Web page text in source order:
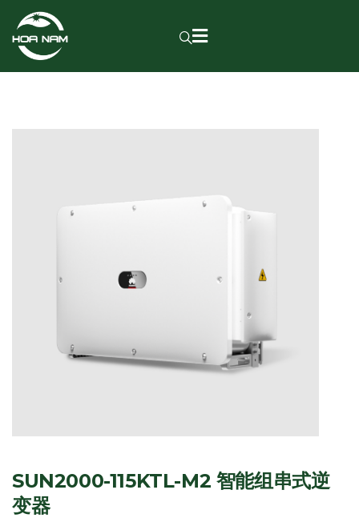
SUN2000-115KTL-M2 智能组串式逆
变器